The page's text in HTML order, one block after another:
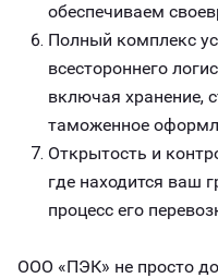
обеспечиваем
Полный комплекс
всестороннего
включая хранение,
таможенное
Открытость и
где находится ваш
процесс его
ООО «ПЭК» не просто